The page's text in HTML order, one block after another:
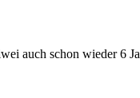
auch schon wieder 6